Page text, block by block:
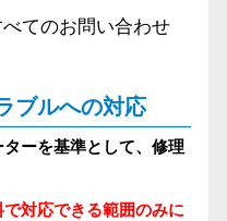
てのお問い合わせ
ブルへの対応
ーを基準として、修理
対応できる範囲のみに